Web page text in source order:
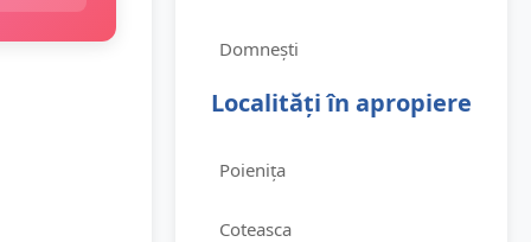
Domnești
Localități în apropiere
Poienița
Coteasca